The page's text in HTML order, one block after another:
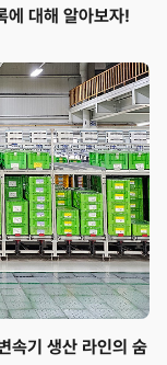
에 대해 알아보자!
속기 생산 라인의 숨